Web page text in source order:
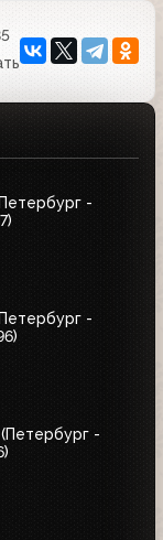
-
-
-